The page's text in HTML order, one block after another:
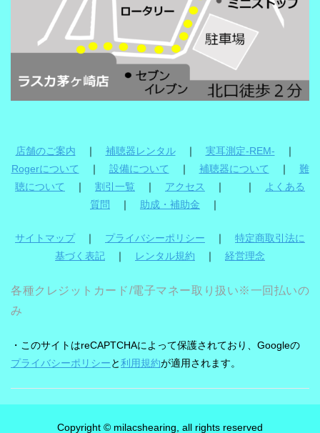
店舗のご案内 ｜ 補聴器レンタル｜ 実耳測定-REM- ｜
Rogerについて ｜ 設備について ｜ 補聴器について ｜ 難
聴について
｜ 割引一覧 ｜ アクセス ｜ ｜
よくある
質問 ｜ 助成・補助金 ｜
サイトマップ｜ プライバシーポリシー ｜ 特定商取引法に
基づく表記 ｜ レンタル規約 ｜ 経営理念
各種クレジットカード/電子マネー取り扱い※一回払いの
み
・このサイトはreCAPTCHAによって保護されており、Googleの
プライバシーポリシーと利用規約が適用されます。
Copyright © milacshearing, all rights reserved